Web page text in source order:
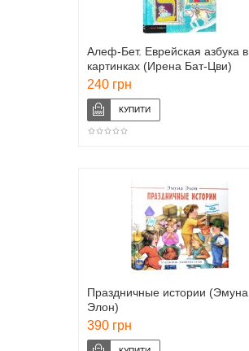
Алеф-Бет. Еврейская азбука в
картинках (Ирена Бат-Цви)
240 грн
Праздничные истории (Эмуна
Элон)
390 грн